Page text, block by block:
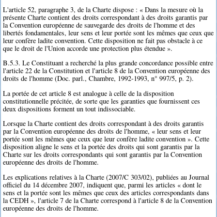
L'article 52, paragraphe 3, de la Charte dispose : « Dans la mesure où la
présente Charte contient des droits correspondant à des droits garantis par
la Convention européenne de sauvegarde des droits de l'homme et des
libertés fondamentales, leur sens et leur portée sont les mêmes que ceux que
leur confère ladite convention. Cette disposition ne fait pas obstacle à ce
que le droit de l'Union accorde une protection plus étendue ».
B.5.3. Le Constituant a recherché la plus grande concordance possible entre
l'article 22 de la Constitution et l'article 8 de la Convention européenne des
droits de l'homme (Doc. parl., Chambre, 1992-1993, n° 997/5, p. 2).
La portée de cet article 8 est analogue à celle de la disposition
constitutionnelle précitée, de sorte que les garanties que fournissent ces
deux dispositions forment un tout indissociable.
Lorsque la Charte contient des droits correspondant à des droits garantis
par la Convention européenne des droits de l'homme, « leur sens et leur
portée sont les mêmes que ceux que leur confère ladite convention ». Cette
disposition aligne le sens et la portée des droits qui sont garantis par la
Charte sur les droits correspondants qui sont garantis par la Convention
européenne des droits de l'homme.
Les explications relatives à la Charte (2007/C 303/02), publiées au Journal
officiel du 14 décembre 2007, indiquent que, parmi les articles « dont le
sens et la portée sont les mêmes que ceux des articles correspondants dans
la CEDH », l'article 7 de la Charte correspond à l'article 8 de la Convention
européenne des droits de l'homme.